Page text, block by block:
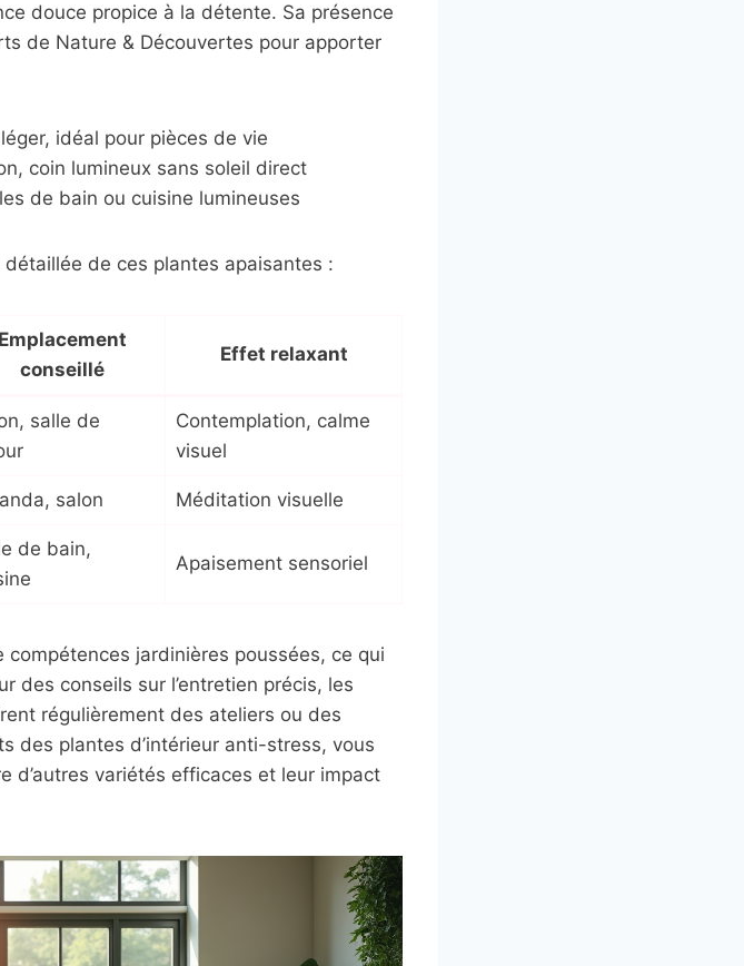
douce propice à la détente. Sa présence
de Nature & Découvertes pour apporter
idéal pour pièces de vie
coin lumineux sans soleil direct
de bain ou cuisine lumineuses
de ces plantes apaisantes :
Emplacement
conseillé
Effet relaxant
salle de
Contemplation, calme
visuel
salon Méditation visuelle
de bain,
Apaisement sensoriel
compétences jardinières poussées, ce qui
des conseils sur l’entretien précis, les
régulièrement des ateliers ou des
des plantes d’intérieur anti-stress, vous
d’autres variétés efficaces et leur impact